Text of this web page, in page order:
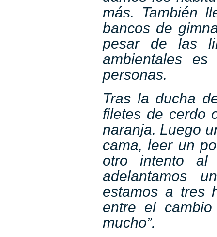
más. También
bancos de
pesar de las
ambientales
personas.
Tras la ducha
filetes de cerdo
naranja. Luego
cama, leer un
otro intento al
adelantamos
estamos a tres
entre el
mucho”.